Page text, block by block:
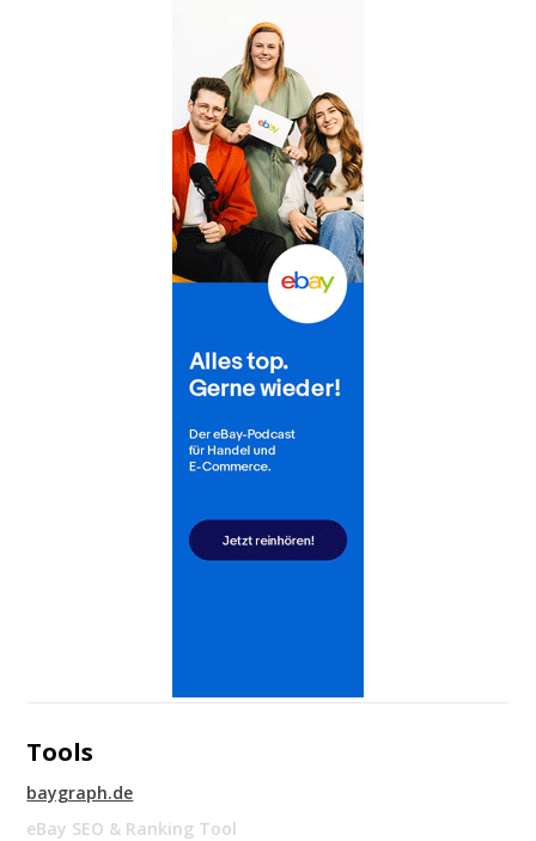
Tools
baygraph.de
eBay SEO & Ranking Tool